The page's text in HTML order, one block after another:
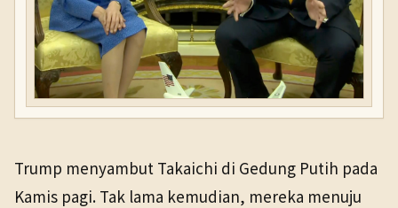
Trump menyambut Takaichi di Gedung Putih pada
Kamis pagi. Tak lama kemudian, mereka menuju